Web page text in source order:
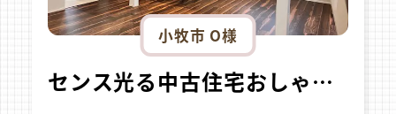
小牧市 O様
センス光る中古住宅おしゃれリノベ